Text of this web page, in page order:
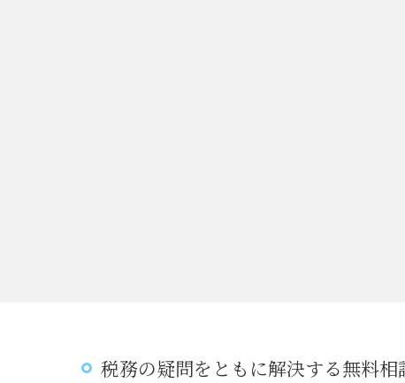
税務の疑問をともに解決する無料相